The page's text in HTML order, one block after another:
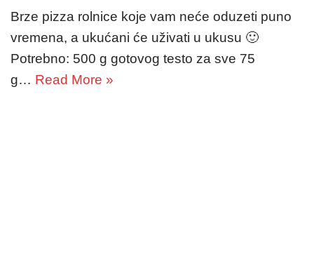
Brze pizza rolnice koje vam neće oduzeti puno
vremena, a ukućani će uživati u ukusu 🙂
Potrebno: 500 g gotovog testo za sve 75
g… Read More »